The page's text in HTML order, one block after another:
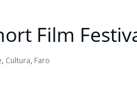
Film
, Cultura, Faro